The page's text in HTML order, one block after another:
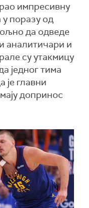
импресивну
у поразу од
да одведе
аналитичари и
су утакмицу
једног тима
је главни
допринос